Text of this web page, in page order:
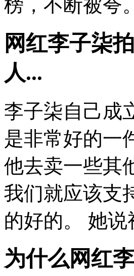
榜，不断被夸
网红李子柒
人...
李子柒自己成
是非常好的一
他去卖一些其
我们就应该支
的好的。 她
为什么网红